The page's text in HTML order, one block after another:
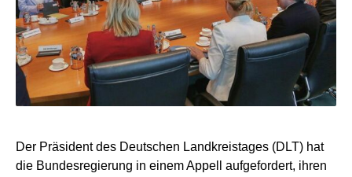
Der Präsident des Deutschen Landkreistages (DLT) hat
die Bundesregierung in einem Appell aufgefordert, ihren